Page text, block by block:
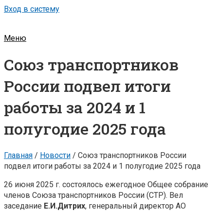
Вход в систему
Меню
Союз транспортников
России подвел итоги
работы за 2024 и 1
полугодие 2025 года
Главная / Новости / Союз транспортников России
подвел итоги работы за 2024 и 1 полугодие 2025 года
26 июня 2025 г. состоялось ежегодное Общее собрание
членов Союза транспортников России (СТР). Вел
заседание Е.И.Дитрих, генеральный директор АО